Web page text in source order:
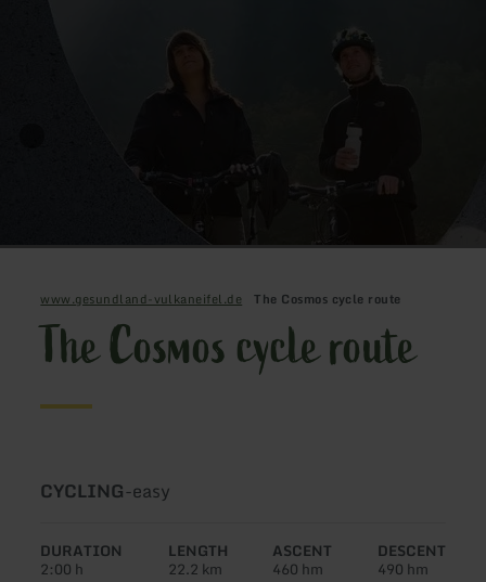
www.gesundland-vulkaneifel.de The Cosmos cycle route
The Cosmos cycle route
Type
tour:
CYCLING-Difficulty:
easy
DURATION
2:00 h
LENGTH
22.2 km
ASCENT
460 hm
DESCENT
490 hm